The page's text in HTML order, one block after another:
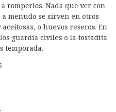
romperlos. Nada que ver con
menudo se sirven en otros
o huevos resecos. En
guardia civiles o la tostadita
temporada.